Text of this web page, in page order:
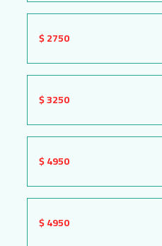
2750 $
3250 $
4950 $
4950 $